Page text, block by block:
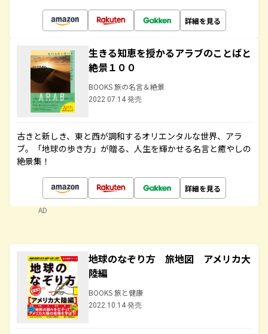
詳細を見る
生きる知恵を授かるアラブのことばと
絶景１００
BOOKS 旅の名言＆絶景
2022.07.14 発売
古きと新しき、東と西が調和するオリエンタルな世界、アラ
ブ。「地球の歩き方」が贈る、人生を輝かせる名言と癒やしの
絶景集！
詳細を見る
AD
地球のなぞり方 旅地図 アメリカ大
陸編
BOOKS 旅と健康
2022.10.14 発売